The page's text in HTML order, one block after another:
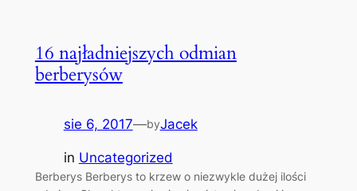
16 najładniejszych odmian
berberysów
sie 6, 2017—byJacek
in Uncategorized
Berberys Berberys to krzew o niezwykle dużej ilości